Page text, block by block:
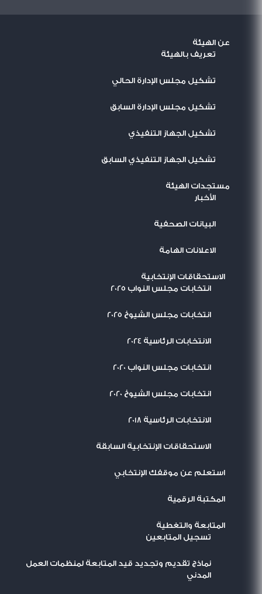
عن الهيئة
تعريف بالهيئة
تشكيل مجلس الإدارة الحالي
تشكيل مجلس الإدارة السابق
تشكيل الجهاز التنفيذي
تشكيل الجهاز التنفيذي السابق
مستجدات الهيئة
اﻷخبار
البيانات الصحفية
الاعلانات الهامة
الاستحقاقات الإنتخابية
انتخابات مجلس النواب 2025
انتخابات مجلس الشيوخ 2025
الانتخابات الرئاسية 2024
انتخابات مجلس النواب 2020
انتخابات مجلس الشيوخ 2020
الانتخابات الرئاسية 2018
الاستحقاقات الإنتخابية السابقة
استعلم عن موقفك الإنتخابي
المكتبة الرقمية
المتابعة والتغطية
تسجيل المتابعين
نماذج تقديم وتجديد قيد المتابعة لمنظمات العمل
المدني